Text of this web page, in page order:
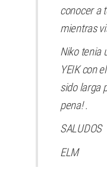
conocer a
mientras
Niko tenia
YEIK con
sido larga
pena! .
SALUDOS
ELM